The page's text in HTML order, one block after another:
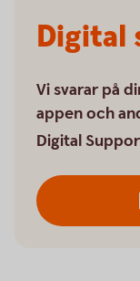
Digital
Vi svarar på
appen och
Digital